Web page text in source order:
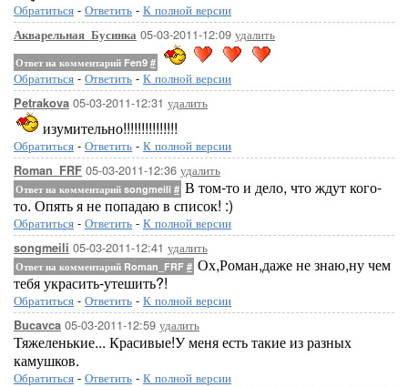
Обратиться - Ответить - К полной версии
Акварельная_Бусинка 05-03-2011-12:09 удалить
Ответ на комментарий Fen9 #
Обратиться - Ответить - К полной версии
Petrakova 05-03-2011-12:31 удалить
изумительно!!!!!!!!!!!!!!!
Обратиться - Ответить - К полной версии
Roman_FRF 05-03-2011-12:36 удалить
Ответ на комментарий songmeili # В том-то и дело, что ждут кого-
то. Опять я не попадаю в список! :)
Обратиться - Ответить - К полной версии
songmeili 05-03-2011-12:41 удалить
Ответ на комментарий Roman_FRF # Ох,Роман,даже не знаю,ну чем
тебя украсить-утешить?!
Обратиться - Ответить - К полной версии
Bucavca 05-03-2011-12:59 удалить
Тяжеленькие... Красивые!У меня есть такие из разных
камушков.
Обратиться - Ответить - К полной версии